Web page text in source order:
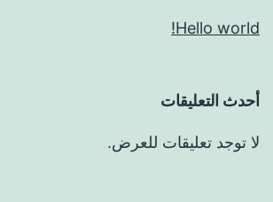
Hello world!
أحدث التعليقات
لا توجد تعليقات للعرض.